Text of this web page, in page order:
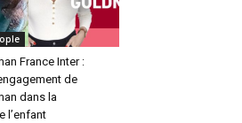
France Inter :
de
dans la
l’enfant